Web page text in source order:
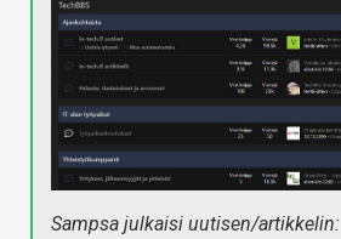
Sampsa julkaisi uutisen/artikkelin: